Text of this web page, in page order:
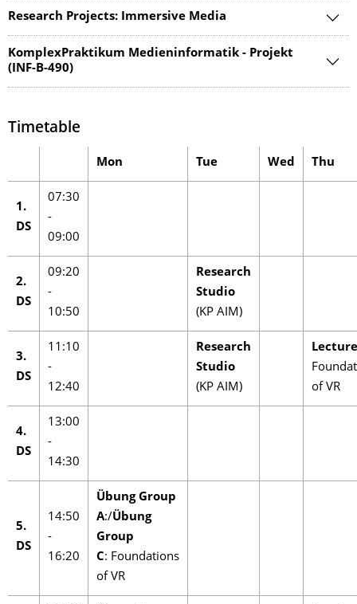
Research Projects: Immersive Media
KomplexPraktikum Medieninformatik - Projekt
(INF-B-490)
Timetable
Mon Tue Wed Thu
1.
DS
07:30
-
09:00
2.
DS
09:20
-
10:50
Research
Studio
(KP AIM)
3.
DS
11:10
-
12:40
Research
Studio
(KP AIM)
Lecture
of VR
4.
DS
13:00
-
14:30
5.
DS
14:50
-
16:20
Übung Group
A:/Übung
Group
C: Foundations
of VR